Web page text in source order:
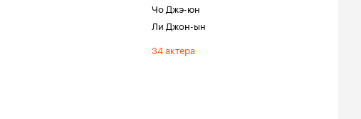
Чо Джэ-юн
Ли Джон-ын
34 актера